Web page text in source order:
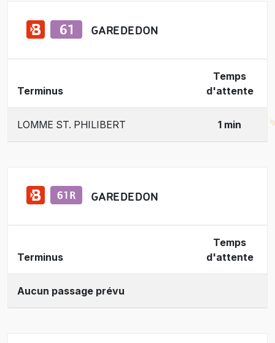
GARE DE DON
Terminus
Temps
d'attente
LOMME ST. PHILIBERT 1 min
GARE DE DON
Terminus
Temps
d'attente
Aucun passage prévu